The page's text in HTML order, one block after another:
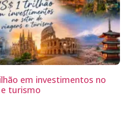
em investimentos no
turismo